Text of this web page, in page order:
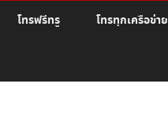
โทรฟรีทรู โทรทุกเครือข่าย